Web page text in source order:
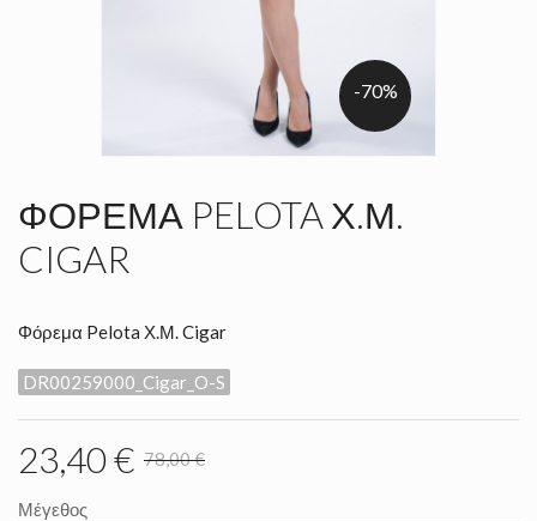
-70%
ΦΌΡΕΜΑ PELOTA Χ.Μ.
CIGAR
Φόρεμα Pelota Χ.Μ. Cigar
DR00259000_Cigar_O-S
23,40 € 78,00 €
Μέγεθος